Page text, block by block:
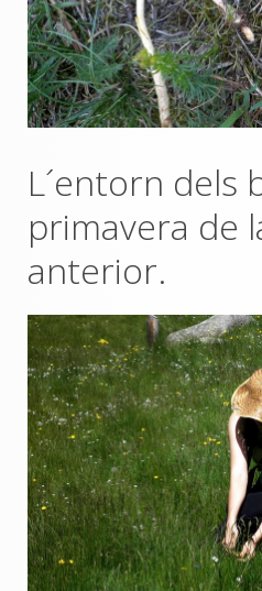
L´entorn dels
primavera de
anterior.